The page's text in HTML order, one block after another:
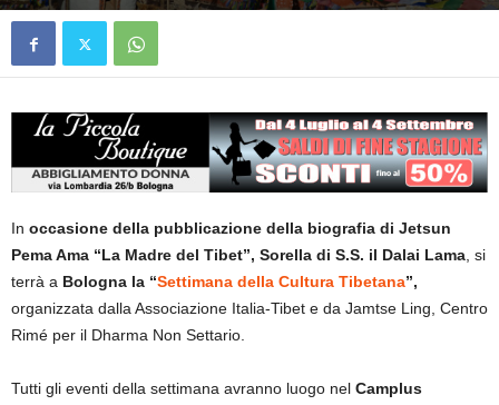
In occasione della pubblicazione della biografia di Jetsun
Pema Ama “La Madre del Tibet”, Sorella di S.S. il Dalai Lama, si
terrà a Bologna la “Settimana della Cultura Tibetana”,
organizzata dalla Associazione Italia-Tibet e da Jamtse Ling, Centro
Rimé per il Dharma Non Settario.
Tutti gli eventi della settimana avranno luogo nel Camplus